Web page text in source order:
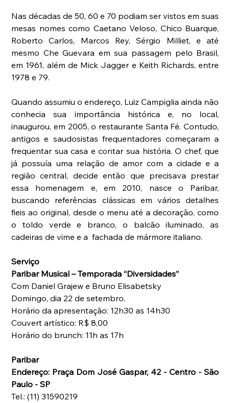
Nas décadas de 50, 60 e 70 podiam ser vistos em suas
mesas nomes como Caetano Veloso, Chico Buarque,
Roberto Carlos, Marcos Rey, Sérgio Milliet, e até
mesmo Che Guevara em sua passagem pelo Brasil,
em 1961, além de Mick Jagger e Keith Richards, entre
1978 e 79.
Quando assumiu o endereço, Luiz Campiglia ainda não
conhecia sua importância histórica e, no local,
inaugurou, em 2005, o restaurante Santa Fé. Contudo,
antigos e saudosistas frequentadores começaram a
frequentar sua casa e contar sua história. O chef, que
já possuía uma relação de amor com a cidade e a
região central, decide então que precisava prestar
essa homenagem e, em 2010, nasce o Paribar,
buscando referências clássicas em vários detalhes
fieis ao original, desde o menu até a decoração, como
o toldo verde e branco, o balcão iluminado, as
cadeiras de vime e a  fachada de mármore italiano.
Serviço
Paribar Musical – Temporada “Diversidades”
Com Daniel Grajew e Bruno Elisabetsky
Domingo, dia 22 de setembro.
Horário da apresentação: 12h30 as 14h30
Couvert artístico: R$ 8,00
Horário do brunch: 11h as 17h
Paribar
Endereço: Praça Dom José Gaspar, 42 - Centro - São
Paulo - SP
Tel.: (11) 31590219